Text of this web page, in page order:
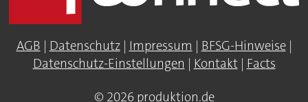
AGB | Datenschutz| Impressum | BFSG-Hinweise|
Datenschutz-Einstellungen | Kontakt| Facts
© 2026 produktion.de